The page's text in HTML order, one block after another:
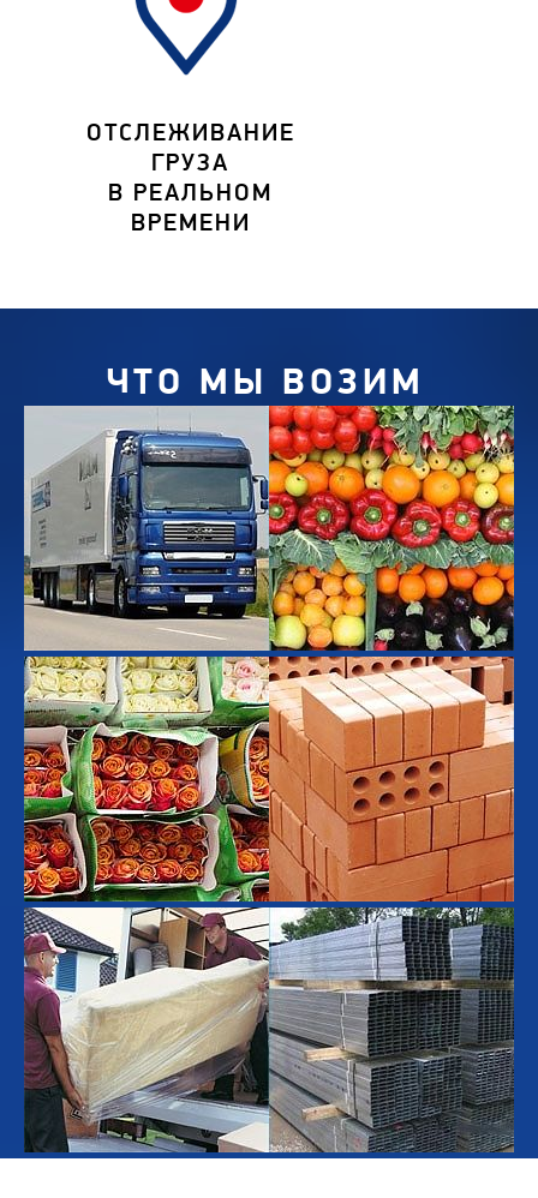
ОТСЛЕЖИВАНИЕ
ГРУЗА
В РЕАЛЬНОМ
ВРЕМЕНИ
ЧТО МЫ ВОЗИМ